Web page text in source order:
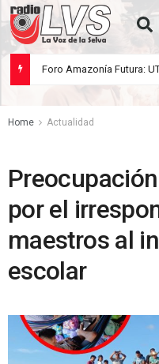
¿Racista yo? julio 22,
Home Actualidad
por el
maestros al
escolar